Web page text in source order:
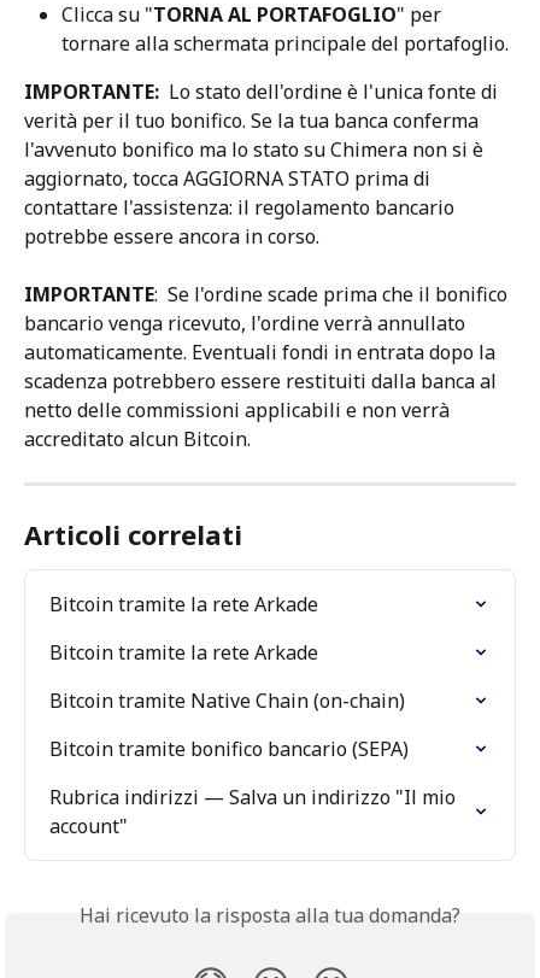
Clicca su "TORNA AL PORTAFOGLIO" per
tornare alla schermata principale del portafoglio.
IMPORTANTE: Lo stato dell'ordine è l'unica fonte di
verità per il tuo bonifico. Se la tua banca conferma
l'avvenuto bonifico ma lo stato su Chimera non si è
aggiornato, tocca AGGIORNA STATO prima di
contattare l'assistenza: il regolamento bancario
potrebbe essere ancora in corso.
IMPORTANTE:  Se l'ordine scade prima che il bonifico
bancario venga ricevuto, l'ordine verrà annullato
automaticamente. Eventuali fondi in entrata dopo la
scadenza potrebbero essere restituiti dalla banca al
netto delle commissioni applicabili e non verrà
accreditato alcun Bitcoin.
Articoli correlati
Bitcoin tramite la rete Arkade
Bitcoin tramite la rete Arkade
Bitcoin tramite Native Chain (on-chain)
Bitcoin tramite bonifico bancario (SEPA)
Rubrica indirizzi — Salva un indirizzo "Il mio
account"
Hai ricevuto la risposta alla tua domanda?